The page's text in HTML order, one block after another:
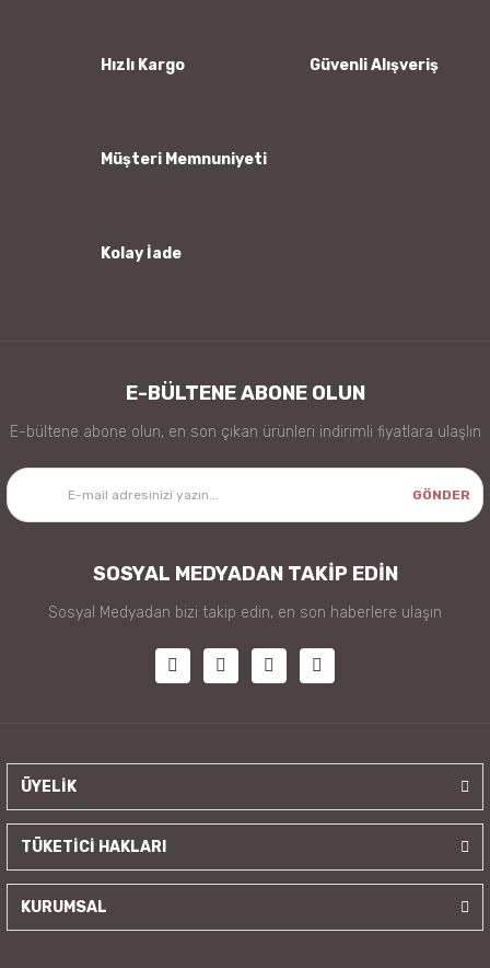
Ürün bilgilerinde hatalar bulunuyor.
Hızlı Kargo Güvenli Alışveriş
Müşteri Memnuniyeti
Kolay İade
E-BÜLTENE ABONE OLUN
E-bültene abone olun, en son çıkan ürünleri indirimli fiyatlara ulaşlın
GÖNDER
SOSYAL MEDYADAN TAKİP EDİN
Sosyal Medyadan bizi takip edin, en son haberlere ulaşın
ÜYELİK
TÜKETİCİ HAKLARI
KURUMSAL